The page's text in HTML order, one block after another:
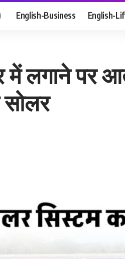
English-Business English-
लगाने पर
सोलर